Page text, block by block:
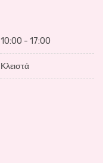
10:00 - 17:00
Κλειστά